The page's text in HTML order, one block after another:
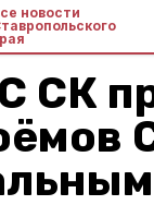
новости
СК